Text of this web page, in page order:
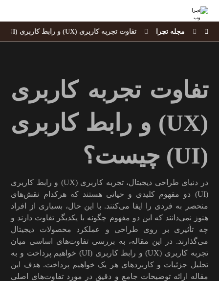
مجله تچرا تفاوت تجربه کاربری (UX) و رابط کاربری (UI) چیست؟
تفاوت تجربه کاربری
(UX) و رابط کاربری
(UI) چیست؟
در دنیای طراحی دیجیتال، تجربه کاربری (UX) و رابط کاربری
(UI) دو مفهوم کلیدی و حیاتی هستند که هرکدام نقش‌های
منحصر به فردی را ایفا می‌کنند. با این حال، بسیاری از افراد
هنوز نمی‌دانند که این دو مفهوم چگونه با یکدیگر تفاوت دارند و
چه تأثیری بر روی طراحی و عملکرد محصولات دیجیتال
می‌گذارند. در این مقاله، به بررسی تفاوت‌های اساسی میان
تجربه کاربری (UX) و رابط کاربری (UI) خواهیم پرداخت و به
تحلیل جزئیات و کاربردهای هر یک خواهیم پرداخت. هدف این
مقاله ارائه توضیحات جامع و دقیق در مورد تفاوت‌های اصلی